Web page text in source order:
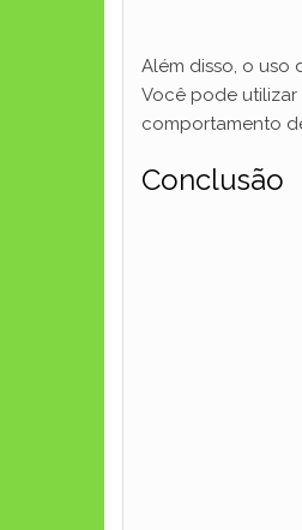
Além disso, o uso
Você pode
comportamento
Conclusão